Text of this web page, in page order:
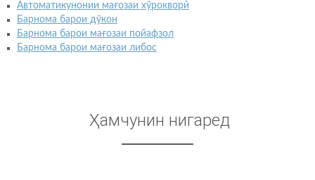
Автоматикунонии мағозаи хӯрокворӣ
Барнома барои дӯкон
Барнома барои мағозаи пойафзол
Барнома барои мағозаи либос
Ҳамчунин нигаред